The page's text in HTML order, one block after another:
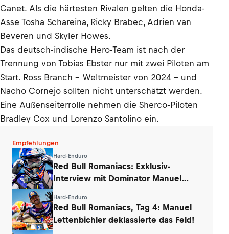
Canet. Als die härtesten Rivalen gelten die Honda-
Asse Tosha Schareina, Ricky Brabec, Adrien van
Beveren und Skyler Howes.
Das deutsch-indische Hero-Team ist nach der
Trennung von Tobias Ebster nur mit zwei Piloten am
Start. Ross Branch – Weltmeister von 2024 – und
Nacho Cornejo sollten nicht unterschätzt werden.
Eine Außenseiterrolle nehmen die Sherco-Piloten
Bradley Cox und Lorenzo Santolino ein.
Empfehlungen
Hard-Enduro
Red Bull Romaniacs: Exklusiv-
Interview mit Dominator Manuel
Hard-Enduro
Red Bull Romaniacs, Tag 4: Manuel
Lettenbichler deklassierte das Feld!